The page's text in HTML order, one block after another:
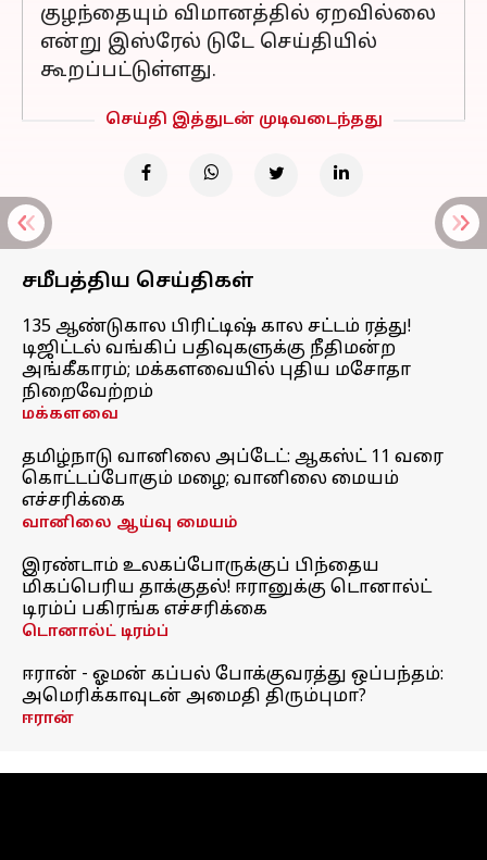
குழந்தையும் விமானத்தில் ஏறவில்லை
என்று இஸ்ரேல் டுடே செய்தியில்
கூறப்பட்டுள்ளது.
செய்தி இத்துடன் முடிவடைந்தது
சமீபத்திய செய்திகள்
135 ஆண்டுகால பிரிட்டிஷ் கால சட்டம் ரத்து!
டிஜிட்டல் வங்கிப் பதிவுகளுக்கு நீதிமன்ற
அங்கீகாரம்; மக்களவையில் புதிய மசோதா
நிறைவேற்றம்
மக்களவை
தமிழ்நாடு வானிலை அப்டேட்: ஆகஸ்ட் 11 வரை
கொட்டப்போகும் மழை; வானிலை மையம்
எச்சரிக்கை
வானிலை ஆய்வு மையம்
இரண்டாம் உலகப்போருக்குப் பிந்தைய
மிகப்பெரிய தாக்குதல்! ஈரானுக்கு டொனால்ட்
டிரம்ப் பகிரங்க எச்சரிக்கை
டொனால்ட் டிரம்ப்
ஈரான் - ஓமன் கப்பல் போக்குவரத்து ஒப்பந்தம்:
அமெரிக்காவுடன் அமைதி திரும்புமா?
ஈரான்